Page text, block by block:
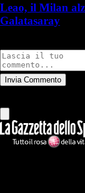
Leao, il Milan
Galatasaray
Invia Commento